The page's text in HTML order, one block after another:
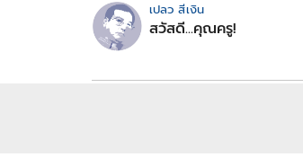
เปลว สีเงิน
สวัสดี...คุณครู!